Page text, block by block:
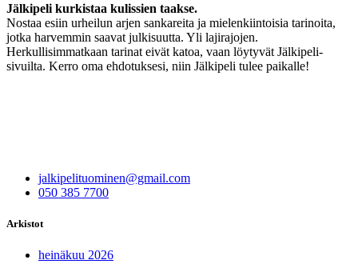
Jälkipeli kurkistaa kulissien taakse.
Nostaa esiin urheilun arjen sankareita ja mielenkiintoisia tarinoita,
jotka harvemmin saavat julkisuutta. Yli lajirajojen.
Herkullisimmatkaan tarinat eivät katoa, vaan löytyvät Jälkipeli-
sivuilta. Kerro oma ehdotuksesi, niin Jälkipeli tulee paikalle!
jalkipelituominen@gmail.com
050 385 7700
Arkistot
heinäkuu 2026